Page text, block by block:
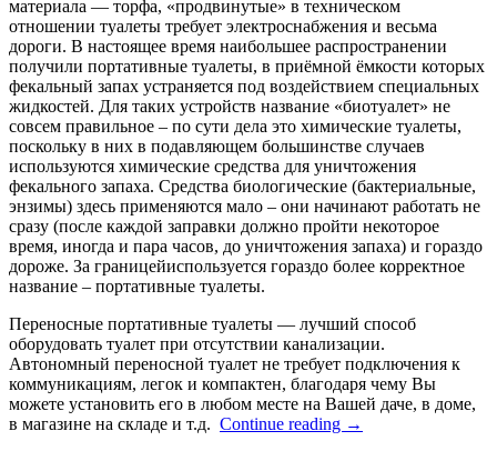
материала — торфа, «продвинутые» в техническом
отношении туалеты требует электроснабжения и весьма
дороги. В настоящее время наибольшее распространении
получили портативные туалеты, в приёмной ёмкости которых
фекальный запах устраняется под воздействием специальных
жидкостей. Для таких устройств название «биотуалет» не
совсем правильное – по сути дела это химические туалеты,
поскольку в них в подавляющем большинстве случаев
используются химические средства для уничтожения
фекального запаха. Средства биологические (бактериальные,
энзимы) здесь применяются мало – они начинают работать не
сразу (после каждой заправки должно пройти некоторое
время, иногда и пара часов, до уничтожения запаха) и гораздо
дороже. За границейиспользуется гораздо более корректное
название – портативные туалеты.
Переносные портативные туалеты — лучший способ
оборудовать туалет при отсутствии канализации.
Автономный переносной туалет не требует подключения к
коммуникациям, легок и компактен, благодаря чему Вы
можете установить его в любом месте на Вашей даче, в доме,
в магазине на складе и т.д. Continue reading →